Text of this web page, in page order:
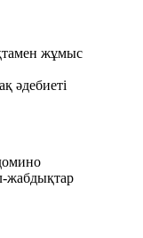
жұмыс
әдебиеті
жабдықтар